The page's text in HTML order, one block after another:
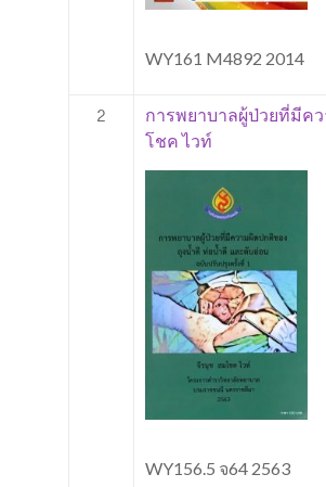
WY161 M4892 2014
2
การพยาบาลผู้ป่วยที่มีค
โชค ไวท์
WY156.5 จ64 2563